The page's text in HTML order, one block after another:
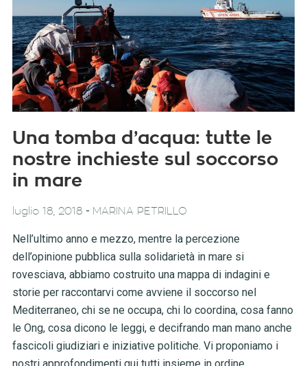
Una tomba d’acqua: tutte le
nostre inchieste sul soccorso
in mare
luglio 18, 2018 - MARINA PETRILLO
Nell’ultimo anno e mezzo, mentre la percezione
dell’opinione pubblica sulla solidarietà in mare si
rovesciava, abbiamo costruito una mappa di indagini e
storie per raccontarvi come avviene il soccorso nel
Mediterraneo, chi se ne occupa, chi lo coordina, cosa fanno
le Ong, cosa dicono le leggi, e decifrando man mano anche
fascicoli giudiziari e iniziative politiche. Vi proponiamo i